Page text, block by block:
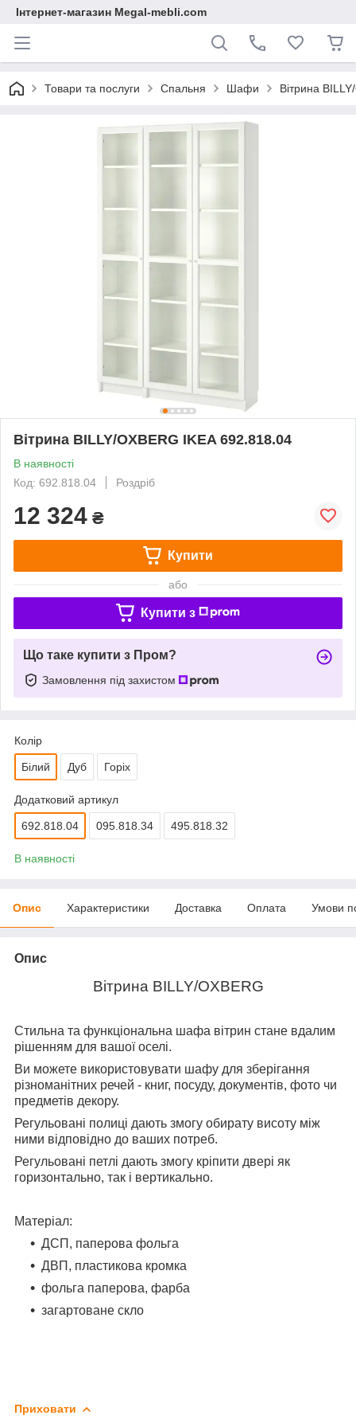
Інтернет-магазин Megal-mebli.com
Товари та послуги Спальня Шафи Вітрина
Вітрина BILLY/OXBERG IKEA 692.818.04
В наявності
Код: 692.818.04
Роздріб
12 324 ₴
Купити
або
Купити з
Що таке купити з Пром?
Замовлення під захистом
Колір
Білий Дуб Горіх
Додатковий артикул
692.818.04 095.818.34 495.818.32
В наявності
Опис Характеристики Доставка Оплата Умови
Опис
Вітрина BILLY/OXBERG
Стильна та функціональна шафа вітрин стане вдалим
рішенням для вашої оселі.
Ви можете використовувати шафу для зберігання
різноманітних речей - книг, посуду, документів, фото чи
предметів декору.
Регульовані полиці дають змогу обирату висоту між
ними відповідно до ваших потреб.
Регульовані петлі дають змогу кріпити двері як
горизонтально, так і вертикально.
Матеріал:
ДСП, паперова фольга
ДВП, пластикова кромка
фольга паперова, фарба
загартоване скло
Приховати